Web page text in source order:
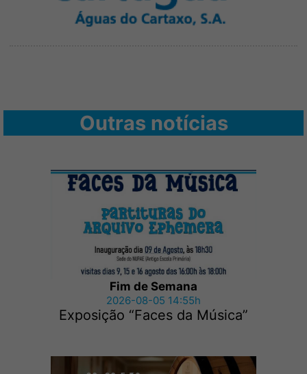
Outras notícias
Fim de Semana
2026-08-05 14:55h
Exposição “Faces da Música”